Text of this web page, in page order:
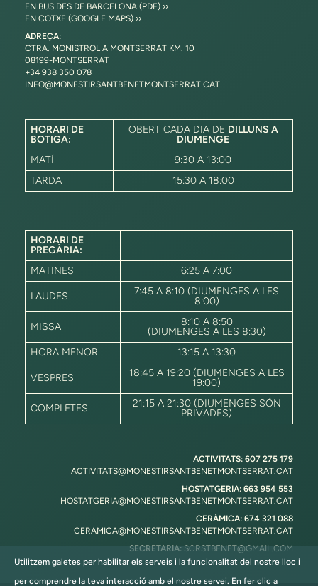
EN BUS DES DE BARCELONA (PDF) ››
EN COTXE (GOOGLE MAPS) ››
ADREÇA:
CTRA. MONISTROL A MONTSERRAT KM. 10
08199-MONTSERRAT
+34 938 350 078
INFO@MONESTIRSANTBENETMONTSERRAT.CAT
HORARI DE
BOTIGA:
OBERT CADA DIA DE DILLUNS A
DIUMENGE
MATÍ
9:30 A 13:00
TARDA
15:30 A 18:00
HORARI DE
PREGÀRIA:
MATINES
6:25 A 7:00
LAUDES
7:45 A 8:10 (DIUMENGES A LES
8:00)
MISSA
8:10 A 8:50
(DIUMENGES A LES 8:30)
HORA MENOR
13:15 A 13:30
VESPRES
18:45 A 19:20 (DIUMENGES A LES
19:00)
COMPLETES
21:15 A 21:30 (DIUMENGES SÓN
PRIVADES)
ACTIVITATS: 607 275 179
ACTIVITATS@MONESTIRSANTBENETMONTSERRAT.CAT
HOSTATGERIA: 663 954 553
HOSTATGERIA@MONESTIRSANTBENETMONTSERRAT.CAT
CERÀMICA: 674 321 088
CERAMICA@MONESTIRSANTBENETMONTSERRAT.CAT
SECRETARIA: SCRSTBENET@GMAIL.COM
Utilitzem galetes per habilitar els serveis i la funcionalitat del nostre lloc i
per comprendre la teva interacció amb el nostre servei. En fer clic a